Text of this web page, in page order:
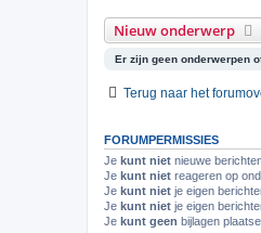
Nieuw onderwerp
Er zijn geen onderwerpen
Terug naar het
FORUMPERMISSIES
Je kunt niet nieuwe
Je kunt niet reageren op
Je kunt niet je eigen
Je kunt niet je eigen
Je kunt geen bijlagen